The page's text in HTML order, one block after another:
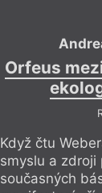
Orfeus
Když čtu
smyslu a zdroji
současných